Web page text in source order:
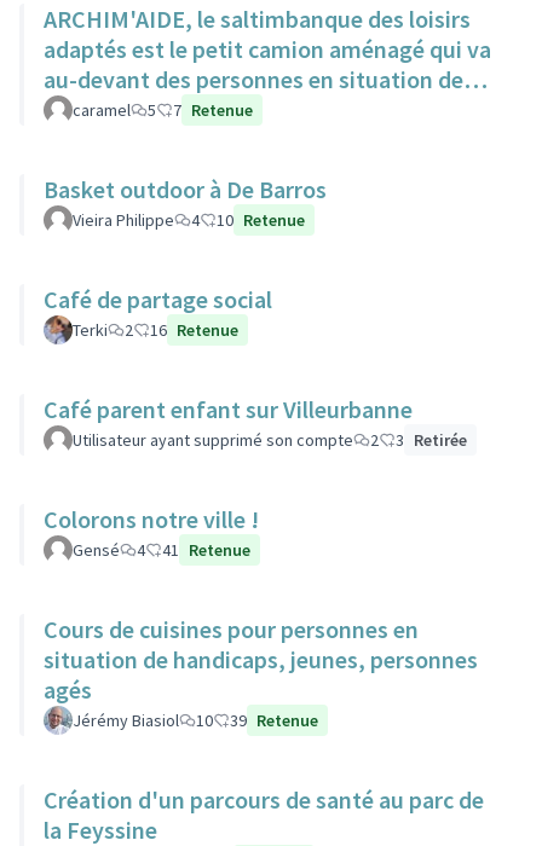
ARCHIM'AIDE, le saltimbanque des loisirs
adaptés est le petit camion aménagé qui va
au-devant des personnes en situation de
handicap pour animations
caramel 5 7 Retenue
Basket outdoor à De Barros
Vieira Philippe 4 10 Retenue
Café de partage social
Terki 2 16 Retenue
Café parent enfant sur Villeurbanne
Utilisateur ayant supprimé son compte 2 3 Retirée
Colorons notre ville !
Gensé 4 41 Retenue
Cours de cuisines pour personnes en
situation de handicaps, jeunes, personnes
agés
Jérémy Biasiol 10 39 Retenue
Création d'un parcours de santé au parc de
la Feyssine